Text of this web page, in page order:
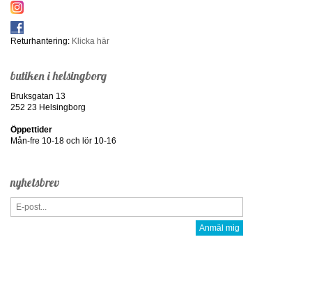
Returhantering: Klicka här
butiken i helsingborg
Bruksgatan 13
252 23 Helsingborg
Öppettider
Mån-fre 10-18 och lör 10-16
nyhetsbrev
Anmäl mig